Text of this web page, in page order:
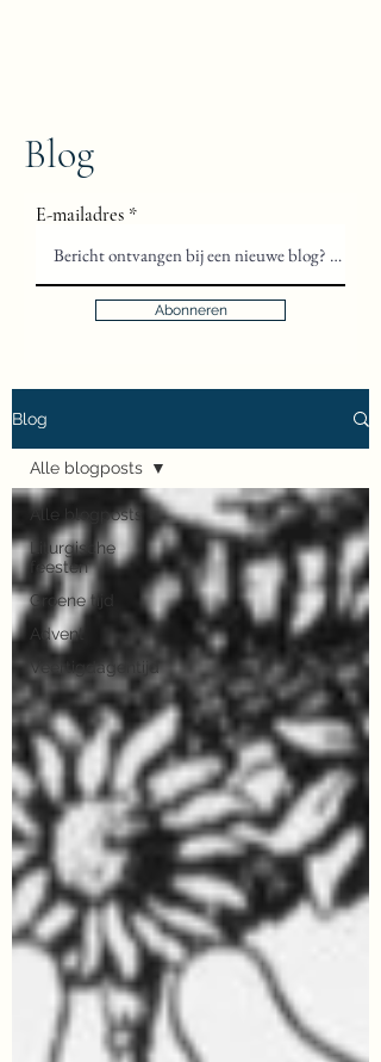
Blog
E-mailadres
Abonneren
Blog
Alle blogposts
Liturgische
feesten
Groene tijd
Advent
Veertigdagentijd
Alle blogposts